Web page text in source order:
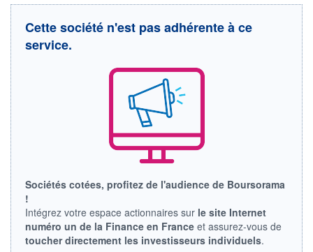
Cotation sur les autres places
OUVERTURE
+ BAS
0,000
CAPITAL ÉCHANGÉ
DERNIER ÉCHANGE
0,000
LIMITE À LA
0,000
ESTIMÉ 2026
-
2026
-
DERNIER DATE
Cette société n'est pas adhérente à ce
service.
Sociétés cotées, profitez de l'audience de Boursorama
!
Intégrez votre espace actionnaires sur le site Internet
numéro un de la Finance en France et assurez-vous de
toucher directement les investisseurs individuels.